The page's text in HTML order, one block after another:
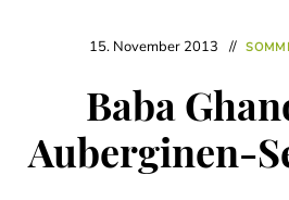
15. November 2013
Baba
Auberginen-